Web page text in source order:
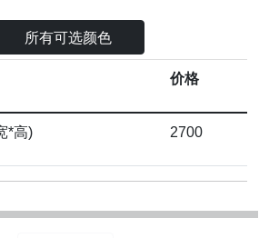
所有可选颜色
价格
*高) 2700